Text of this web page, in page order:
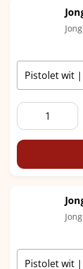
Jonge
Kaas
aantal